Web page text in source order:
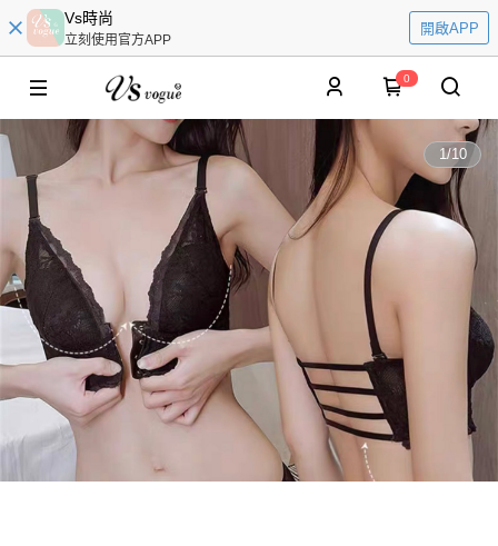
Vs時尚
立刻使用官方APP
開啟APP
0
1/10